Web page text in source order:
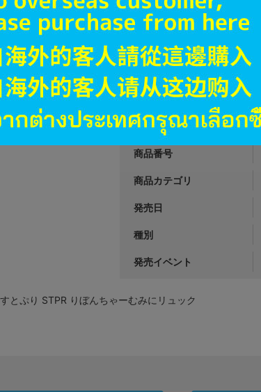
状態 : A
オンライン
品切状態 3,390円 税込
JANコード
商品番号
商品カテゴリ
発売日
種別
発売イベント
とぷり STPR りぼんちゃーむみにリュック